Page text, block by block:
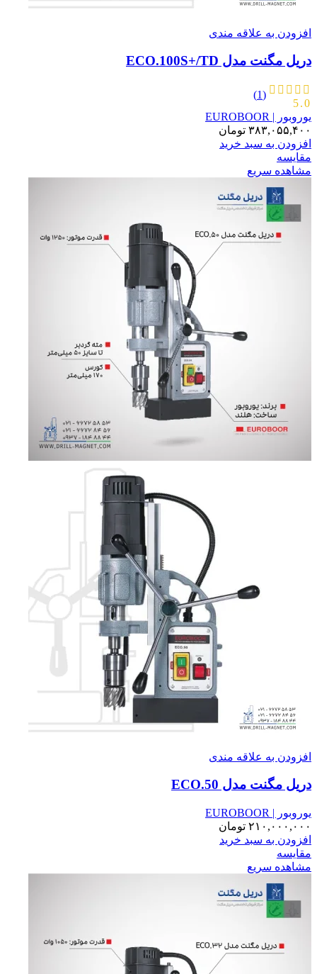
افزودن به علاقه مندی
دریل مگنت مدل ECO.100S+/TD
5.0
(1)
یوروبور | EUROBOOR
۳۸۳,۰۵۵,۴۰۰ تومان
افزودن به سبد خرید
مقایسه
مشاهده سریع
افزودن به علاقه مندی
دریل مگنت مدل ECO.50
یوروبور | EUROBOOR
۲۱۰,۰۰۰,۰۰۰ تومان
افزودن به سبد خرید
مقایسه
مشاهده سریع